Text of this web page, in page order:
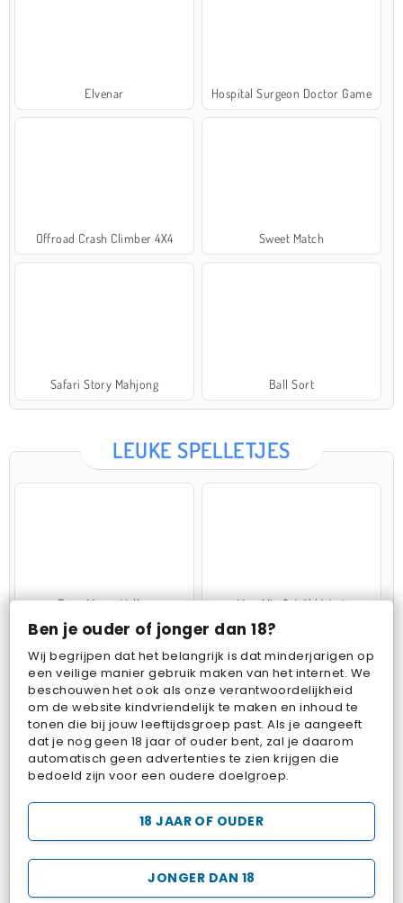
Ben je ouder of jonger dan 18?
Wij begrijpen dat het belangrijk is dat minderjarigen op
een veilige manier gebruik maken van het internet. We
beschouwen het ook als onze verantwoordelijkheid
om de website kindvriendelijk te maken en inhoud te
tonen die bij jouw leeftijdsgroep past. Als je aangeeft
dat je nog geen 18 jaar of ouder bent, zal je daarom
automatisch geen advertenties te zien krijgen die
bedoeld zijn voor een oudere doelgroep.
JONGER DAN 18
18 JAAR OF OUDER
Elvenar Hospital Surgeon Doctor Game
Offroad Crash Climber 4X4 Sweet Match
Safari Story Mahjong Ball Sort
LEUKE SPELLETJES
Farm Merge Valley VegaMix 2: Wild West
Pop Fruit Bubbits
Hospital Surgeon Doctor Game Potion Sort